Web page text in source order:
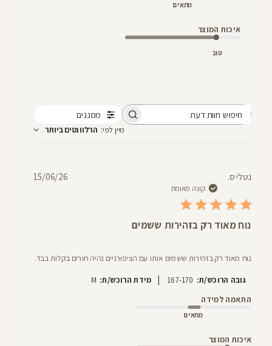
מתאים
איכות המוצר
טוב
מסננים
מיין לפי: הרלוונטים ביותר
נטלי ס.
קונה מאומת
נוח מאוד רק בזהירות ששמים
נוח מאוד רק בזהירות ששמים אותו עם הציפורניים נהיה חורים בקלות בבד.
גובה הרוכש/ת: 167-170 מידת הרוכש/ת: M
התאמה למידה
מתאים
איכות המוצר
תאריך15/06/26